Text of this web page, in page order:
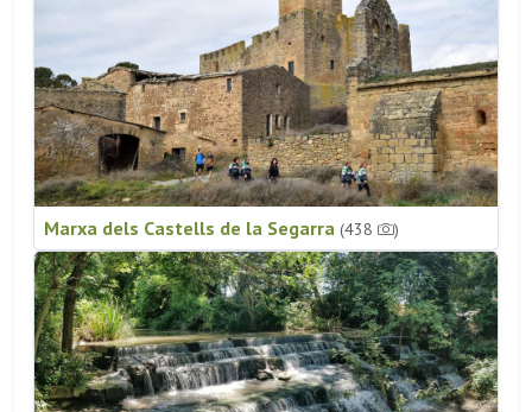
Marxa dels Castells de la Segarra (438 )